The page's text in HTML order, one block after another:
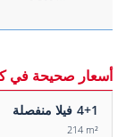
أسعار صحيحة في
4+1 فيلا منفصلة
214 m²